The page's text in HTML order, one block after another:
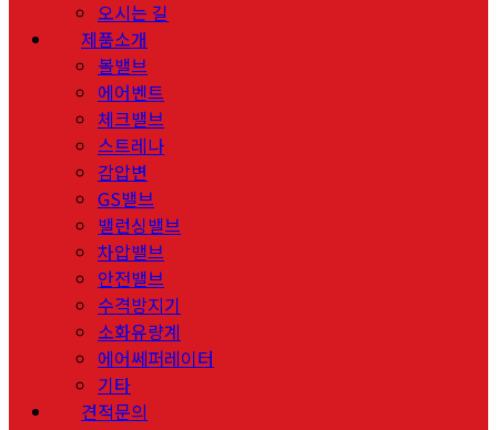
오시는 길
제품소개
볼밸브
에어벤트
체크밸브
스트레나
감압변
GS밸브
밸런싱밸브
차압밸브
안전밸브
수격방지기
소화유량계
에어쎄퍼레이터
기타
견적문의